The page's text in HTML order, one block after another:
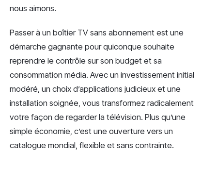
nous aimons.
Passer à un boîtier TV sans abonnement est une
démarche gagnante pour quiconque souhaite
reprendre le contrôle sur son budget et sa
consommation média. Avec un investissement initial
modéré, un choix d’applications judicieux et une
installation soignée, vous transformez radicalement
votre façon de regarder la télévision. Plus qu’une
simple économie, c’est une ouverture vers un
catalogue mondial, flexible et sans contrainte.